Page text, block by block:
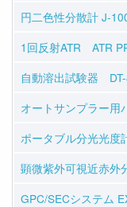
円二色性分散計 J-
1回反射ATR ATR
自動溶出試験器
オートサンプラー
ポータブル分光光
顕微紫外可視近赤外
GPC/SECシステム